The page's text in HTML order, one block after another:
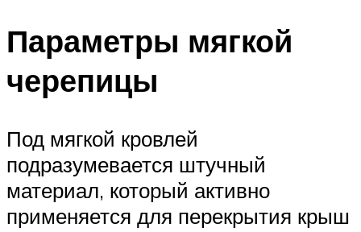
Параметры мягкой
черепицы
Под мягкой кровлей
подразумевается штучный
материал, который активно
применяется для перекрытия крыш